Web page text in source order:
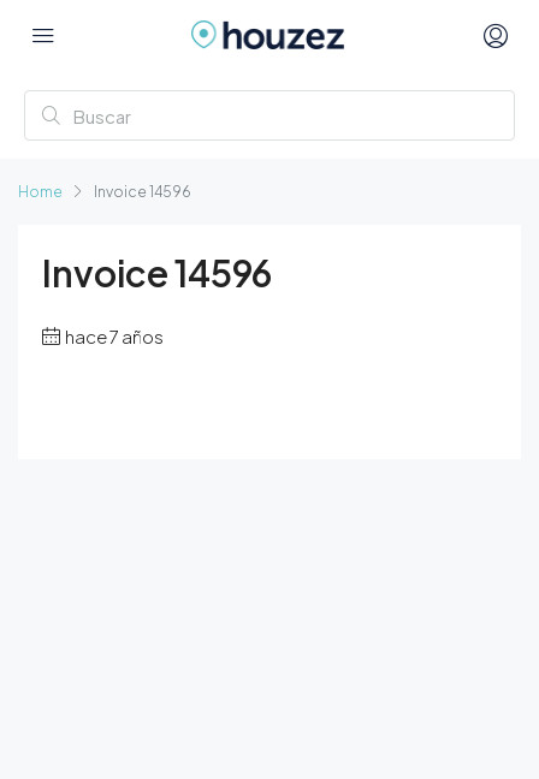
Home Invoice 14596
Invoice 14596
hace 7 años